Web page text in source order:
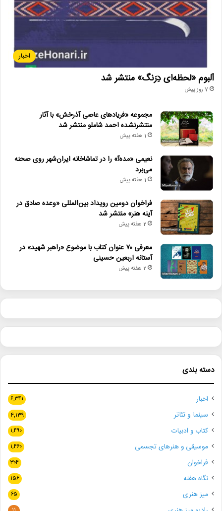
اخبار
آلبوم «لحظه‌ای دِرَنگ» منتشر شد
7 روز پیش
مجموعه «فریادهای عاصی آذرخش» با آثار
منتشرنشده احمد شاملو منتشر شد
1 هفته پیش
نعیمی «مده‌آ» را در تماشاخانه ایران‌شهر روی صحنه
می‌برد
1 هفته پیش
فراخوان دومین رویداد بین‌المللی «وعده صادق در
آینه هنر» منتشر شد
2 هفته پیش
معرفی ۷۰ عنوان کتاب با موضوع «راهبر شهید» در
آستانه اربعین حسینی
2 هفته پیش
دسته بندی
اخبار ۶,۳۴۱
سینما و تئاتر ۴,۱۳۹
کتاب و ادبیات ۱,۴۹۰
موسیقی و هنرهای تجسمی ۱,۴۶۰
فراخوان ۳۰۴
نگاه هفته ۱۵۶
میز هنری ۶۵